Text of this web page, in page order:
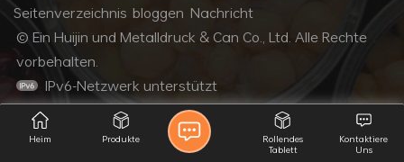
Seitenverzeichnis bloggen Nachricht
© Ein Huijin und Metalldruck & Can Co., Ltd. Alle Rechte
vorbehalten.
IPv6-Netzwerk unterstützt
Heim Produkte
Kontaktiere
Uns
Rollendes
Tablett